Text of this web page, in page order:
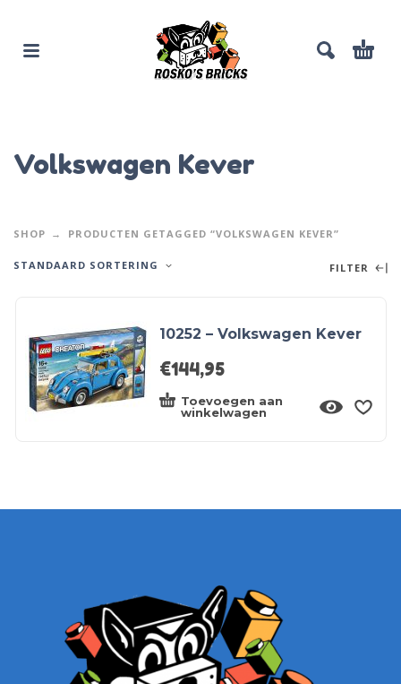
Volkswagen Kever
SHOP PRODUCTEN GETAGGED “VOLKSWAGEN KEVER”
STANDAARD SORTERING FILTER
10252 – Volkswagen Kever
€144,95
Toevoegen aan
winkelwagen